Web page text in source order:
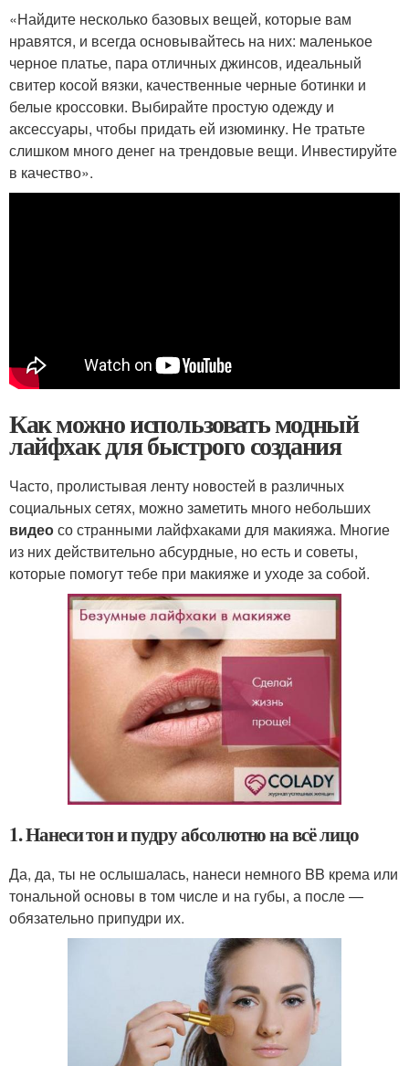
«Найдите несколько базовых вещей, которые вам
нравятся, и всегда основывайтесь на них: маленькое
черное платье, пара отличных джинсов, идеальный
свитер косой вязки, качественные черные ботинки и
белые кроссовки. Выбирайте простую одежду и
аксессуары, чтобы придать ей изюминку. Не тратьте
слишком много денег на трендовые вещи. Инвестируйте
в качество».
Как можно использовать модный
лайфхак для быстрого создания
Часто, пролистывая ленту новостей в различных
социальных сетях, можно заметить много небольших
видеосо странными лайфхаками для макияжа. Многие
из них действительно абсурдные, но есть и советы,
которые помогут тебе при макияже и уходе за собой.
1. Нанеси тон и пудру абсолютно на всё лицо
Да, да, ты не ослышалась, нанеси немного BB крема или
тональной основы в том числе и на губы, а после —
обязательно припудри их.